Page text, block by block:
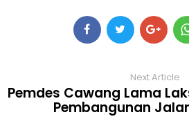
Next Article
Pemdes Cawang Lama
Pembangunan